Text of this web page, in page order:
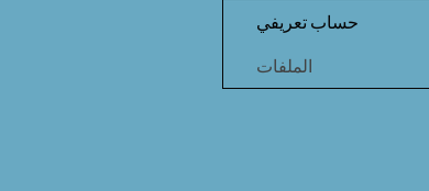
حساب تعريفي
الملفات